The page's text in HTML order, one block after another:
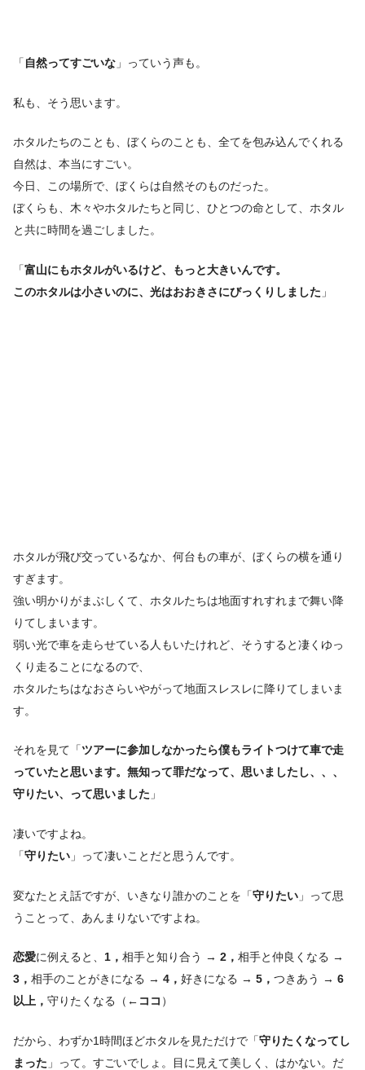
「 自然ってすごいな 」っていう声も。
私も、そう思います。
ホタルたちのことも、ぼくらのことも、全てを包み込んでくれる
自然は、本当にすごい。
今日、この場所で、ぼくらは自然そのものだった。
ぼくらも、木々やホタルたちと同じ、ひとつの命として、ホタル
と共に時間を過ごしました。
「富山にもホタルがいるけど、もっと大きいんです。
このホタルは小さいのに、光はおおきさにびっくりしました 」
ホタルが飛び交っているなか、何台もの車が、ぼくらの横を通り
すぎます。
強い明かりがまぶしくて、ホタルたちは地面すれすれまで舞い降
りてしまいます。
弱い光で車を走らせている人もいたけれど、そうすると凄くゆっ
くり走ることになるので、
ホタルたちはなおさらいやがって地面スレスレに降りてしまいま
す。
それを見て「ツアーに参加しなかったら僕もライトつけて車で走
っていたと思います。無知って罪だなって、思いましたし、、、
守りたい、って思いました 」
凄いですよね。
「守りたい 」って凄いことだと思うんです。
変なたとえ話ですが、いきなり誰かのことを「守りたい 」って思
うことって、あんまりないですよね。
恋愛に例えると、 1， 相手と知り合う → 2， 相手と仲良くなる →
3， 相手のことがきになる → 4， 好きになる → 5， つきあう → 6
以上， 守りたくなる（ ←ココ ）
だから、わずか1時間ほどホタルを見ただけで「守りたくなってし
まった 」って。すごいでしょ。目に見えて美しく、はかない。だ